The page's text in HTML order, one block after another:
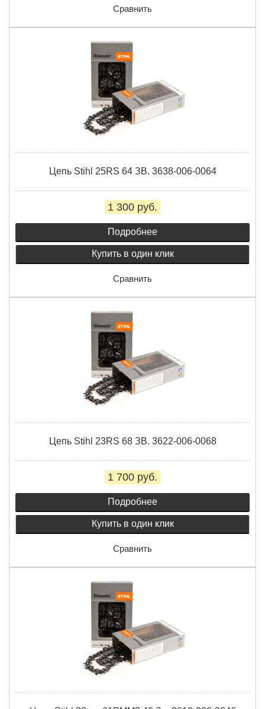
Сравнить
Цепь Stihl 25RS 64 ЗВ. 3638-006-0064
1 300 руб.
Подробнее
Купить в один клик
Сравнить
Цепь Stihl 23RS 68 ЗВ. 3622-006-0068
1 700 руб.
Подробнее
Купить в один клик
Сравнить